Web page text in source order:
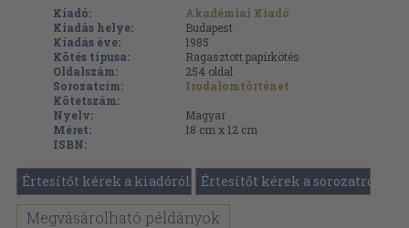
Kiadó:
Akadémiai Kiadó
Kiadás helye:
Budapest
Kiadás éve:
1985
Kötés típusa:
Ragasztott papírkötés
Oldalszám:
254 oldal
Sorozatcím:
Irodalomtörténet
Kötetszám:
Nyelv:
Magyar
Méret:
18 cm x 12 cm
ISBN:
Értesítőt kérek a kiadóról Értesítőt kérek a sorozatról
Megvásárolható példányok